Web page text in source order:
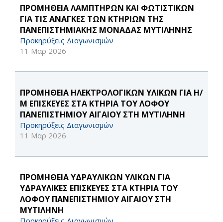
ΠΡΟΜΗΘΕΙΑ ΛΑΜΠΤΗΡΩΝ ΚΑΙ ΦΩΤΙΣΤΙΚΩΝ
ΓΙΑ ΤΙΣ ΑΝΑΓΚΕΣ ΤΩΝ ΚΤΗΡΙΩΝ ΤΗΣ
ΠΑΝΕΠΙΣΤΗΜΙΑΚΗΣ ΜΟΝΑΔΑΣ ΜΥΤΙΛΗΝΗΣ
Προκηρύξεις Διαγωνισμών
11 Μαρ 2026
ΠΡΟΜΗΘΕΙΑ ΗΛΕΚΤΡΟΛΟΓΙΚΩΝ ΥΛΙΚΩΝ ΓΙΑ Η/
Μ ΕΠΙΣΚΕΥΕΣ ΣΤΑ ΚΤΗΡΙΑ ΤΟΥ ΛΟΦΟΥ
ΠΑΝΕΠΙΣΤΗΜΙΟΥ ΑΙΓΑΙΟΥ ΣΤΗ ΜΥΤΙΛΗΝΗ
Προκηρύξεις Διαγωνισμών
11 Μαρ 2026
ΠΡΟΜΗΘΕΙΑ ΥΔΡΑΥΛΙΚΩΝ ΥΛΙΚΩΝ ΓΙΑ
ΥΔΡΑΥΛΙΚΕΣ ΕΠΙΣΚΕΥΕΣ ΣΤΑ ΚΤΗΡΙΑ ΤΟΥ
ΛΟΦΟΥ ΠΑΝΕΠΙΣΤΗΜΙΟΥ ΑΙΓΑΙΟΥ ΣΤΗ
ΜΥΤΙΛΗΝΗ